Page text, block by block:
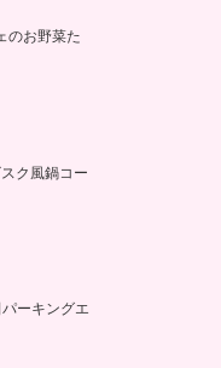
のお野菜た
ク風鍋コー
ーキングエ